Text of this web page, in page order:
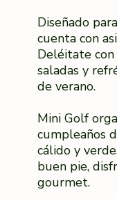
Diseñado
cuenta con
Deléitate
saladas y
de verano.
Mini Golf
cumpleaños
cálido y
buen pie,
gourmet.